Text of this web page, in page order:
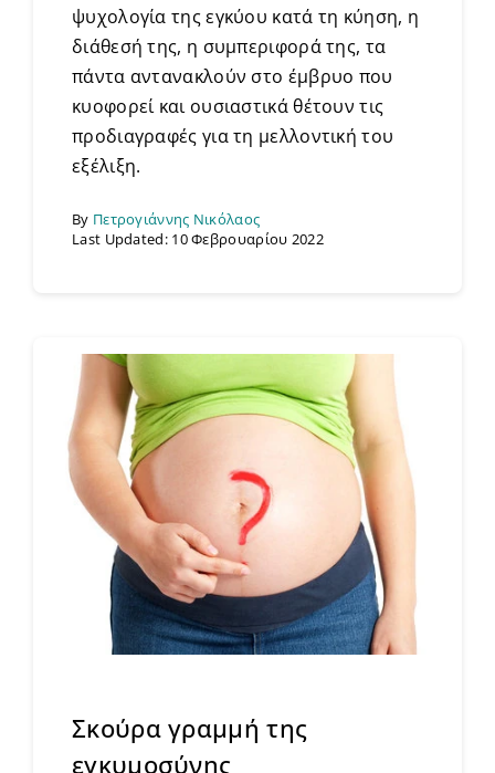
ψυχολογία της εγκύου κατά τη κύηση, η
διάθεσή της, η συμπεριφορά της, τα
πάντα αντανακλούν στο έμβρυο που
κυοφορεί και ουσιαστικά θέτουν τις
προδιαγραφές για τη μελλοντική του
εξέλιξη.
By Πετρογιάννης Νικόλαος
Last Updated: 10 Φεβρουαρίου 2022
Σκούρα γραμμή της
εγκυμοσύνης